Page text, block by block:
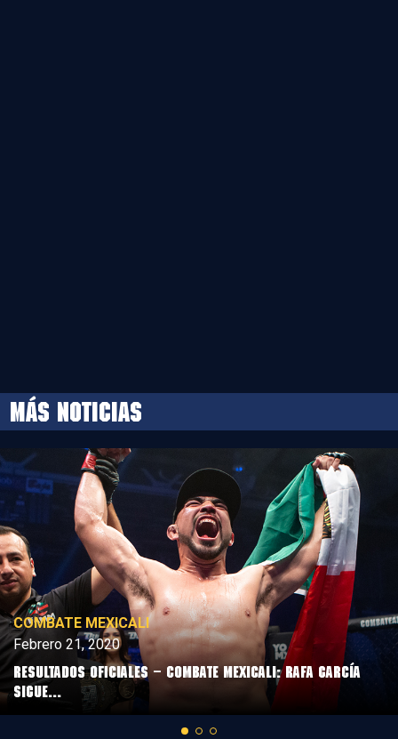
MÁS NOTICIAS
COMBATE MEXICALI
Febrero 21, 2020
Resultados Oficiales – Combate Mexicali: Rafa García
sigue...